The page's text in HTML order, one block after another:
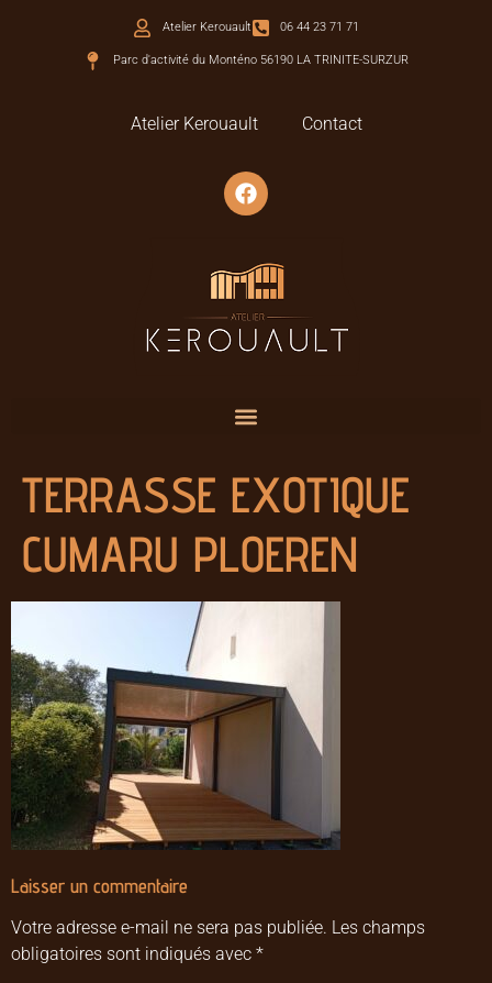
Atelier Kerouault 06 44 23 71 71
Parc d'activité du Monténo 56190 LA TRINITE-SURZUR
Atelier Kerouault Contact
TERRASSE EXOTIQUE
CUMARU PLOEREN
Laisser un commentaire
Votre adresse e-mail ne sera pas publiée. Les champs
obligatoires sont indiqués avec *